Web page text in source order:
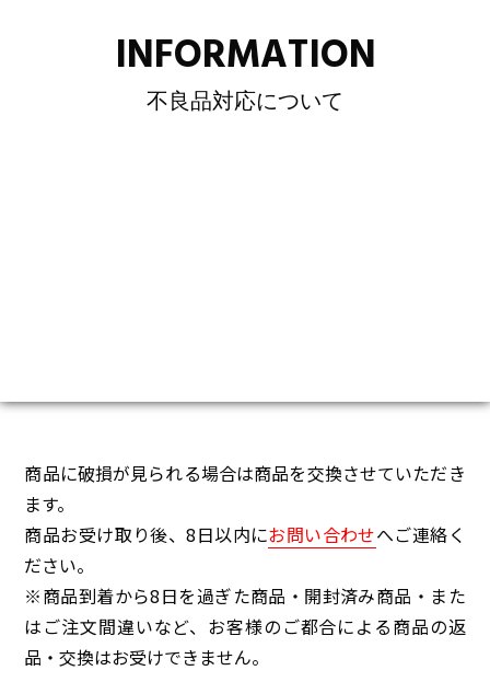
INFORMATION
不良品対応について
商品に破損が見られる場合は商品を交換させていただき
ます。
商品お受け取り後、8日以内にお問い合わせへご連絡く
ださい。
※商品到着から8日を過ぎた商品・開封済み商品・また
はご注文間違いなど、お客様のご都合による商品の返
品・交換はお受けできません。